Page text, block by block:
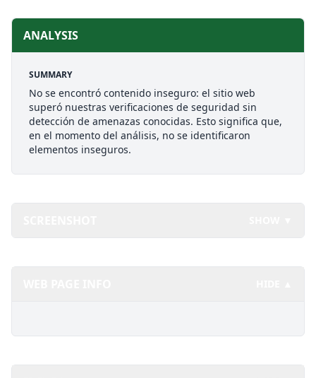
ANALYSIS
SUMMARY
No se encontró contenido inseguro: el sitio web
superó nuestras verificaciones de seguridad sin
detección de amenazas conocidas. Esto significa que,
en el momento del análisis, no se identificaron
elementos inseguros.